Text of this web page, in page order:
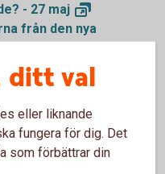
- 27 maj
från den nya
april
lagkrav kopplat
som affärsstrategi - 16
ditt val
eller liknande
fungera för dig. Det
som förbättrar din